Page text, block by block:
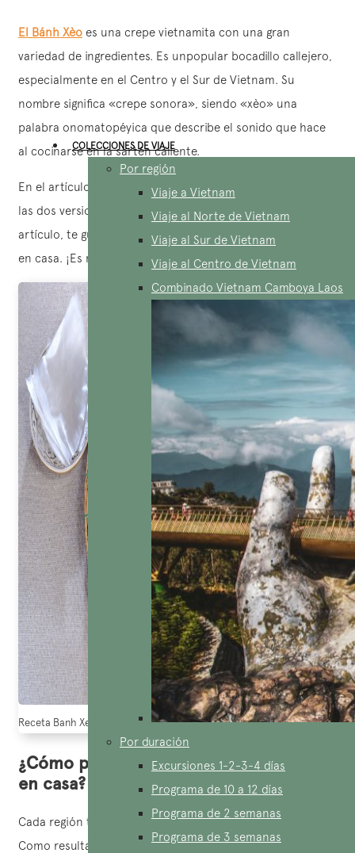
COLECCIONES DE VIAJE
Por región
Viaje a Vietnam
Viaje al Norte de Vietnam
Viaje al Sur de Vietnam
Viaje al Centro de Vietnam
Combinado Vietnam Camboya Laos
Por duración
Excursiones 1-2-3-4 días
Programa de 10 a 12 días
Programa de 2 semanas
Programa de 3 semanas
El Bánh Xèo es una crepe vietnamita con una gran
variedad de ingredientes. Es unpopular bocadillo callejero,
especialmente en el Centro y el Sur de Vietnam. Su
nombre significa «crepe sonora», siendo «xèo» una
palabra onomatopéyica que describe el sonido que hace
al cocinarse en la sartén caliente.
En el artículo anterior, presentamos las diferencias entre
las dos versiones regionales del Bánh Xèo. Y hoy, en este
artículo, te guiaremos sobre cómo preparar estas crepes
en casa. ¡Es muy sencillo! Sigamos leyendo juntos !
Receta Banh Xeo
¿Cómo preparar el auténtico Banh Xeo
en casa?
Cada región tiene sus propias recetas para hacer crepes.
Como resultado, las crepes tienen sabores únicos que son